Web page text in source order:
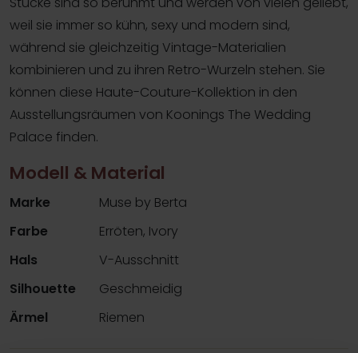
weil sie immer so kühn, sexy und modern sind,
während sie gleichzeitig Vintage-Materialien
kombinieren und zu ihren Retro-Wurzeln stehen. Sie
können diese Haute-Couture-Kollektion in den
Ausstellungsräumen von Koonings The Wedding
Palace finden.
Modell & Material
Marke
Muse by Berta
Farbe
Erröten, Ivory
Hals
V-Ausschnitt
Silhouette
Geschmeidig
Ärmel
Riemen